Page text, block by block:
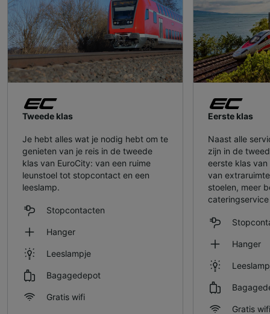
Tweede klas
Je hebt alles wat je nodig hebt om te
genieten van je reis in de tweede
klas van EuroCity: van een ruime
leunstoel tot stopcontact en een
leeslamp.
Stopcontacten
Hanger
Leeslampje
Bagagedepot
Gratis wifi
Eerste klas
Naast alle
zijn in de
eerste klas
van
stoelen, meer
Hanger
Gratis wifi